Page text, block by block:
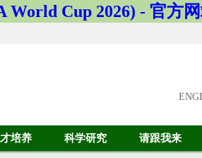
World Cup 2026) - 官方
培养 科学研究 请跟我来